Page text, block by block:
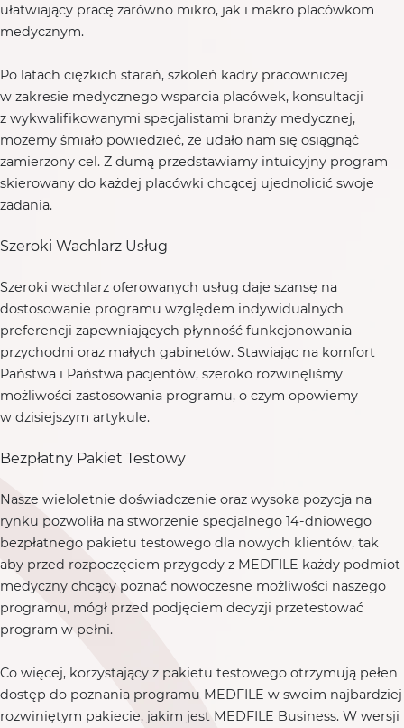
ułatwiający pracę zarówno mikro, jak i makro placówkom
medycznym.
Po latach ciężkich starań, szkoleń kadry pracowniczej
w zakresie medycznego wsparcia placówek, konsultacji
z wykwalifikowanymi specjalistami branży medycznej,
możemy śmiało powiedzieć, że udało nam się osiągnąć
zamierzony cel. Z dumą przedstawiamy intuicyjny program
skierowany do każdej placówki chcącej ujednolicić swoje
zadania.
Szeroki Wachlarz Usług
Szeroki wachlarz oferowanych usług daje szansę na
dostosowanie programu względem indywidualnych
preferencji zapewniających płynność funkcjonowania
przychodni oraz małych gabinetów. Stawiając na komfort
Państwa i Państwa pacjentów, szeroko rozwinęliśmy
możliwości zastosowania programu, o czym opowiemy
w dzisiejszym artykule.
Bezpłatny Pakiet Testowy
Nasze wieloletnie doświadczenie oraz wysoka pozycja na
rynku pozwoliła na stworzenie specjalnego 14-dniowego
bezpłatnego pakietu testowego dla nowych klientów, tak
aby przed rozpoczęciem przygody z MEDFILE każdy podmiot
medyczny chcący poznać nowoczesne możliwości naszego
programu, mógł przed podjęciem decyzji przetestować
program w pełni.
Co więcej, korzystający z pakietu testowego otrzymują pełen
dostęp do poznania programu MEDFILE w swoim najbardziej
rozwiniętym pakiecie, jakim jest MEDFILE Business. W wersji